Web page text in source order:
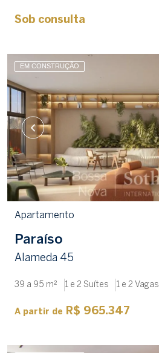
Sob consulta
EM CONSTRUÇÃO
Apartamento
Paraíso
Alameda 45
39 a 95 m² 1 e 2 Suítes 1 e 2 Vagas
A partir de R$ 965.347